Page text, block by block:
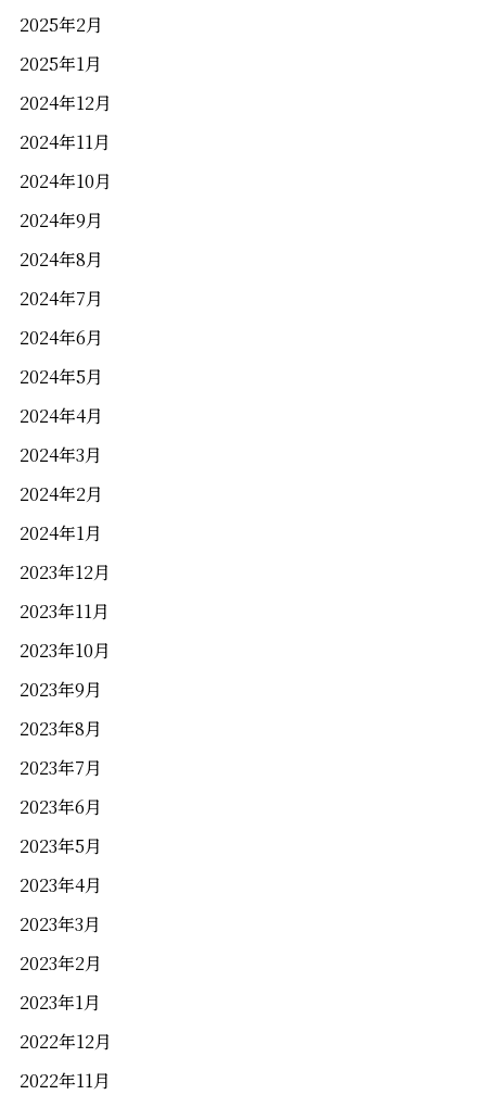
2025年2月
2025年1月
2024年12月
2024年11月
2024年10月
2024年9月
2024年8月
2024年7月
2024年6月
2024年5月
2024年4月
2024年3月
2024年2月
2024年1月
2023年12月
2023年11月
2023年10月
2023年9月
2023年8月
2023年7月
2023年6月
2023年5月
2023年4月
2023年3月
2023年2月
2023年1月
2022年12月
2022年11月